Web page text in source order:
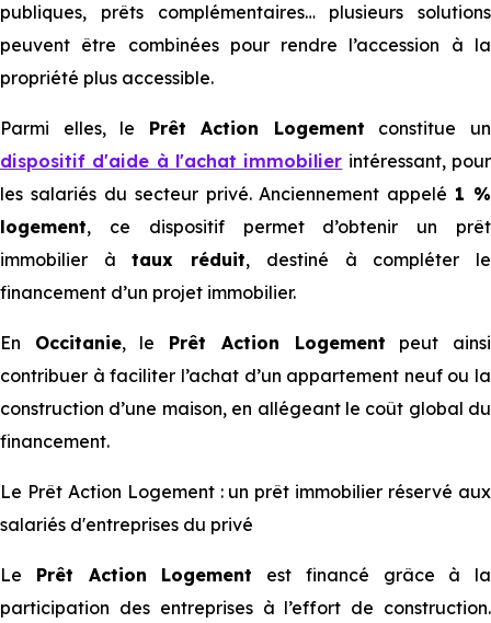
publiques, prêts complémentaires… plusieurs solutions
peuvent être combinées pour rendre l’accession à la
propriété plus accessible.
Parmi elles, le Prêt Action Logement constitue un
dispositif d'aide à l'achat immobilier intéressant, pour
les salariés du secteur privé. Anciennement appelé 1 %
logement, ce dispositif permet d’obtenir un prêt
immobilier àtaux réduit, destiné à compléter le
financement d’un projet immobilier.
En Occitanie, le Prêt Action Logement peut ainsi
contribuer à faciliter l’achat d’un appartement neuf ou la
construction d’une maison, en allégeant le coût global du
financement.
Le Prêt Action Logement : un prêt immobilier réservé aux
salariés d'entreprises du privé
Le Prêt Action Logement est financé grâce à la
participation des entreprises à l’effort de construction.